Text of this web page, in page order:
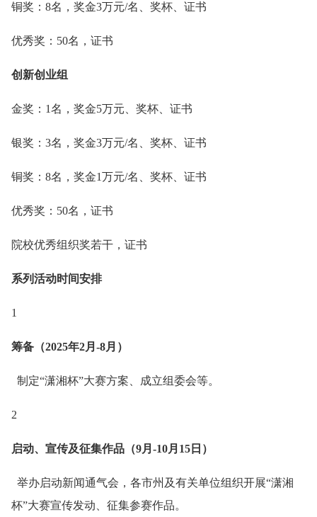
铜奖：8名，奖金3万元/名、奖杯、证书
优秀奖：50名，证书
创新创业组
金奖：1名，奖金5万元、奖杯、证书
银奖：3名，奖金3万元/名、奖杯、证书
铜奖：8名，奖金1万元/名、奖杯、证书
优秀奖：50名，证书
院校优秀组织奖若干，证书
系列活动时间安排
1
筹备（2025年2月-8月）
制定“潇湘杯”大赛方案、成立组委会等。
2
启动、宣传及征集作品（9月-10月15日）
举办启动新闻通气会，各市州及有关单位组织开展“潇湘
杯”大赛宣传发动、征集参赛作品。